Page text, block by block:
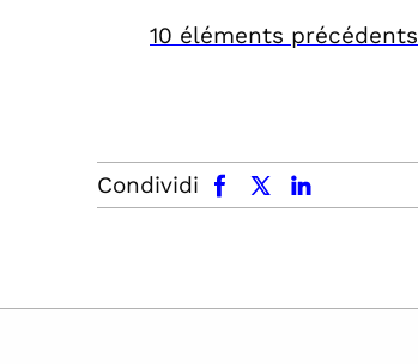
10 éléments précédents
Condividi
facebook x.com linkedin